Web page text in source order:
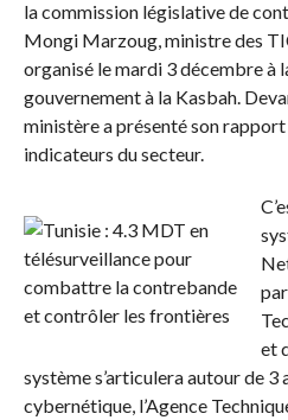
la commission législative de
Mongi Marzoug, ministre des
organisé le mardi 3 décembre à
gouvernement à la Kasbah.
ministère a présenté son rapport
indicateurs du secteur.
et
système s’articulera autour de 3
cybernétique, l’Agence